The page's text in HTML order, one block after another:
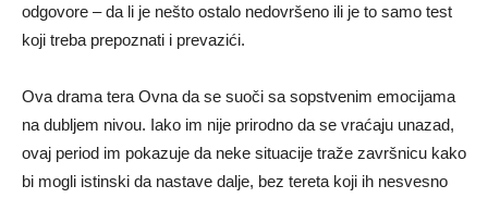
odgovore – da li je nešto ostalo nedovršeno ili je to samo test
koji treba prepoznati i prevazići.
Ova drama tera Ovna da se suoči sa sopstvenim emocijama
na dubljem nivou. Iako im nije prirodno da se vraćaju unazad,
ovaj period im pokazuje da neke situacije traže završnicu kako
bi mogli istinski da nastave dalje, bez tereta koji ih nesvesno